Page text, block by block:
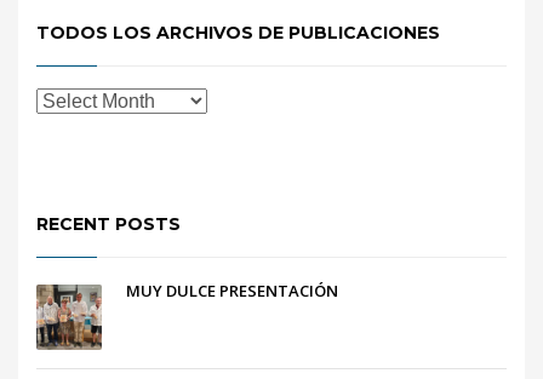
TODOS LOS ARCHIVOS DE PUBLICACIONES
RECENT POSTS
MUY DULCE PRESENTACIÓN